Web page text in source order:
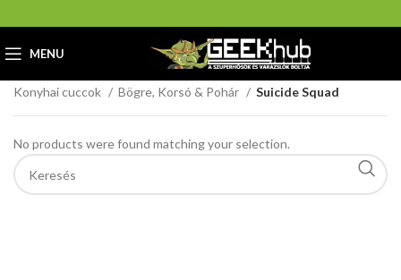
MENU
GeekHub Webáruház és Ajándékbolt
Ajándéktárgy
Konyhai cuccok
Bögre, Korsó & Pohár Suicide Squad
No products were found matching your selection.